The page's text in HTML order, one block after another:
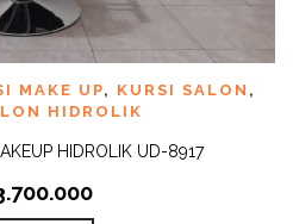
MAKE UP, KURSI SALON ,
HIDROLIK
HIDROLIK UD-8917